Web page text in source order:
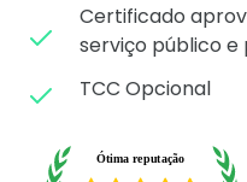
Certificado
serviço público e
TCC Opcional